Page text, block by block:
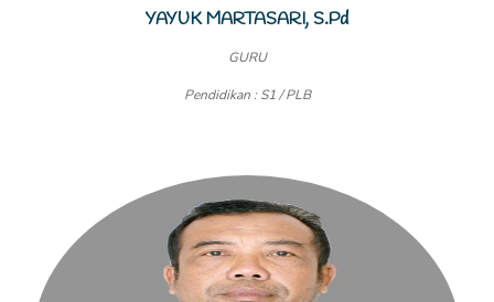
YAYUK MARTASARI, S.Pd
GURU
Pendidikan : S1 / PLB